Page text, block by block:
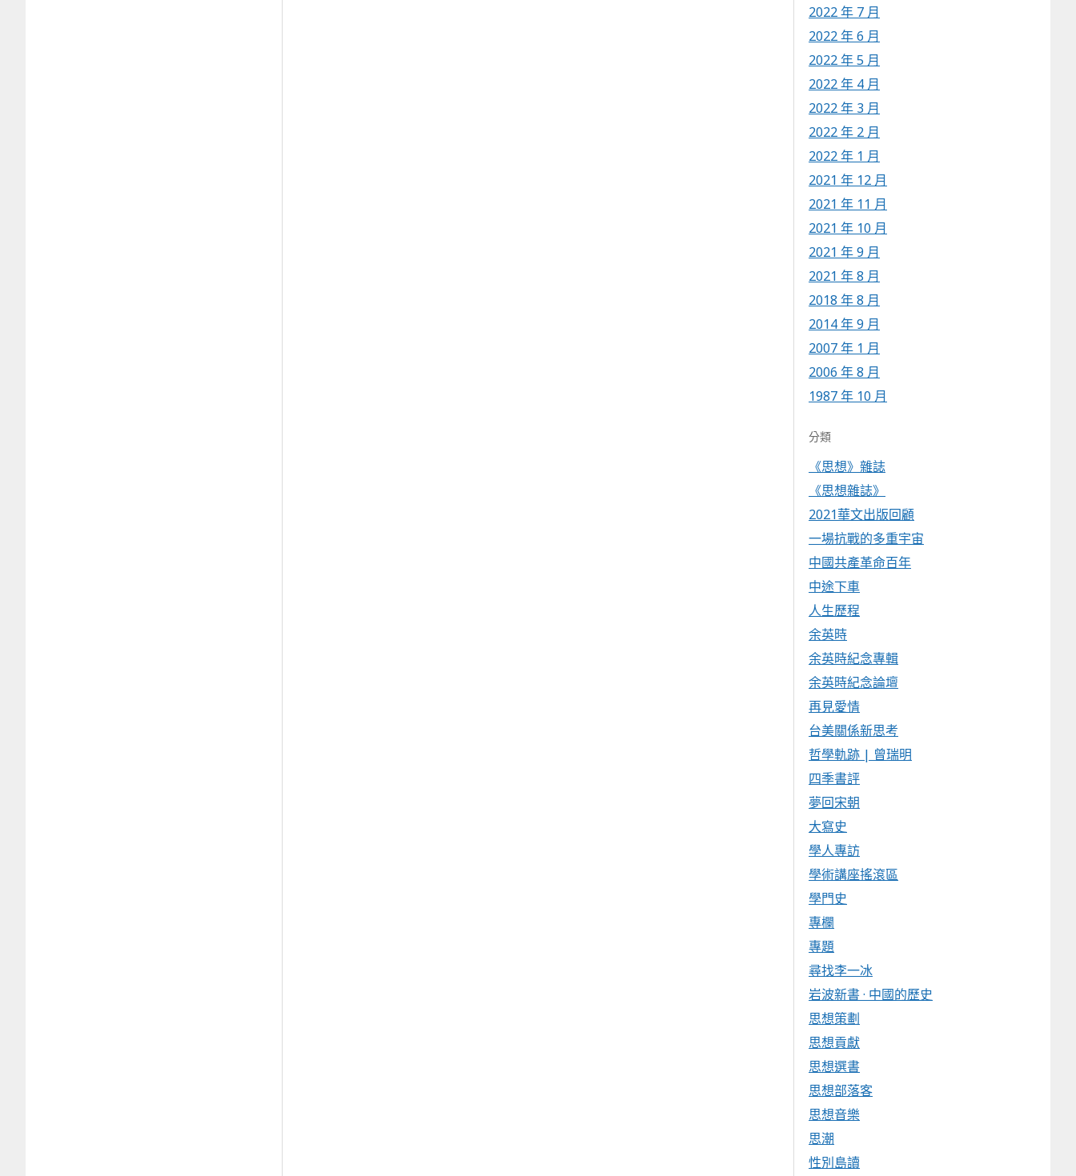
2022 年 7 月
2022 年 6 月
2022 年 5 月
2022 年 4 月
2022 年 3 月
2022 年 2 月
2022 年 1 月
2021 年 12 月
2021 年 11 月
2021 年 10 月
2021 年 9 月
2021 年 8 月
2018 年 8 月
2014 年 9 月
2007 年 1 月
2006 年 8 月
1987 年 10 月
分類
《思想》雜誌
《思想雜誌》
2021華文出版回顧
一場抗戰的多重宇宙
中國共產革命百年
中途下車
人生歷程
余英時
余英時紀念專輯
余英時紀念論壇
再見愛情
台美關係新思考
哲學軌跡 | 曾瑞明
四季書評
夢回宋朝
大寫史
學人專訪
學術講座搖滾區
學門史
專欄
專題
尋找李一冰
岩波新書 · 中國的歷史
思想策劃
思想貢獻
思想選書
思想部落客
思想音樂
思潮
性別島讀